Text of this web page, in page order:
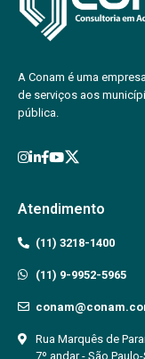
A Conam é uma
de serviços aos
pública.
Atendimento
(11) 3218-1400
(11) 9-9952-5965
Rua Marquês de
7º andar - São Paulo-